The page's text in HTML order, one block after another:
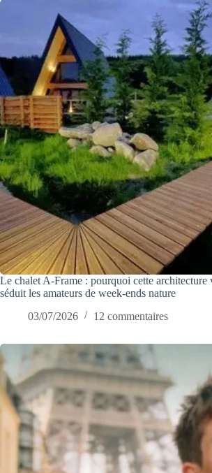
Le chalet A-Frame : pourquoi cette architecture
séduit les amateurs de week-ends nature
03/07/2026
12 commentaires